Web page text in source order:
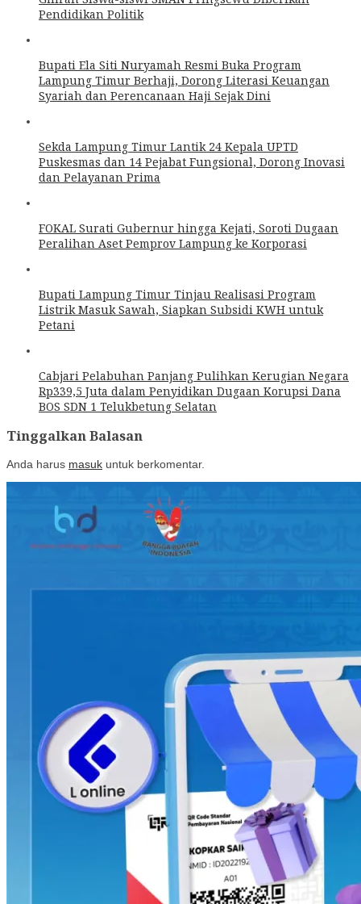
Pendidikan Politik
Bupati Ela Siti Nuryamah Resmi Buka Program
Lampung Timur Berhaji, Dorong Literasi Keuangan
Syariah dan Perencanaan Haji Sejak Dini
Sekda Lampung Timur Lantik 24 Kepala UPTD
Puskesmas dan 14 Pejabat Fungsional, Dorong Inovasi
dan Pelayanan Prima
FOKAL Surati Gubernur hingga Kejati, Soroti Dugaan
Peralihan Aset Pemprov Lampung ke Korporasi
Bupati Lampung Timur Tinjau Realisasi Program
Listrik Masuk Sawah, Siapkan Subsidi KWH untuk
Petani
Cabjari Pelabuhan Panjang Pulihkan Kerugian Negara
Rp339,5 Juta dalam Penyidikan Dugaan Korupsi Dana
BOS SDN 1 Telukbetung Selatan
Tinggalkan Balasan
Anda harus masuk untuk berkomentar.